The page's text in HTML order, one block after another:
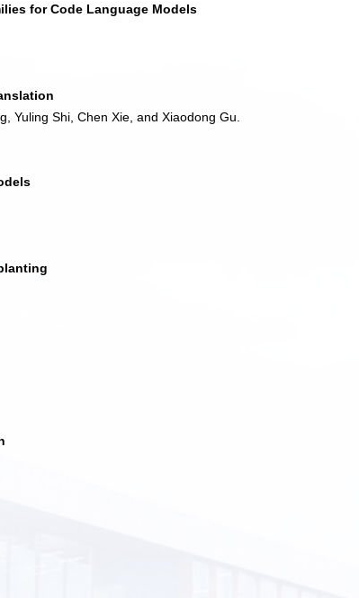
for Code Language Models
Yuling Shi, Chen Xie, and Xiaodong Gu.